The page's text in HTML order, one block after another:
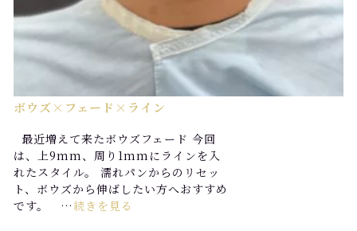
ボウズ×フェード×ライン
最近増えて来たボウズフェード 今回
は、上9mm、周り1mmにラインを入
れたスタイル。 濡れパンからのリセッ
ト、ボウズから伸ばしたい方へおすすめ
です。 … 続きを見る